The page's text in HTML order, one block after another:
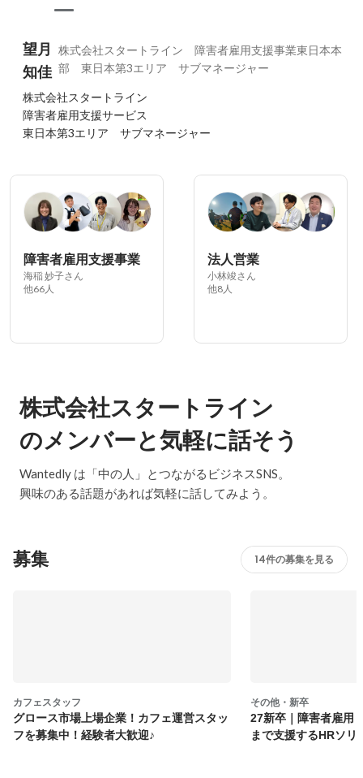
望月
知佳
株式会社スタートライン 障害者雇用支援事業東日本本
部 東日本第3エリア サブマネージャー
株式会社スタートライン
障害者雇用支援サービス
東日本第3エリア　サブマネージャー
障害者雇用支援事業
海稲 妙子さん
他66人
法人営業
小林竣さん
他8人
株式会社スタートライン
のメンバーと気軽に話そう
Wantedly は「中の人」とつながるビジネスSNS。
興味のある話題があれば気軽に話してみよう。
募集 14件の募集を見る
カフェスタッフ
グロース市場上場企業！カフェ運営スタッ
フを募集中！経験者大歓迎♪
その他・新卒
27新卒｜障害者雇用
まで支援するHRソリ